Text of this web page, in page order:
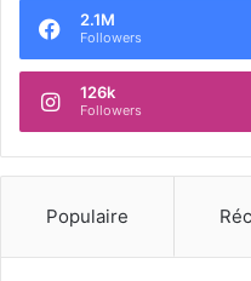
2.1M
Followers
126k
Followers
Populaire